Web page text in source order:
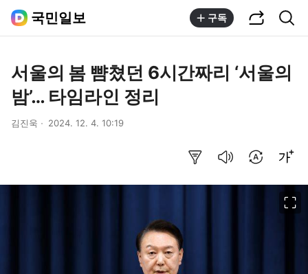
국민일보 구독
서울의 봄 뺨쳤던 6시간짜리 ‘서울의
밤’… 타임라인 정리
김진욱 2024. 12. 4. 10:19